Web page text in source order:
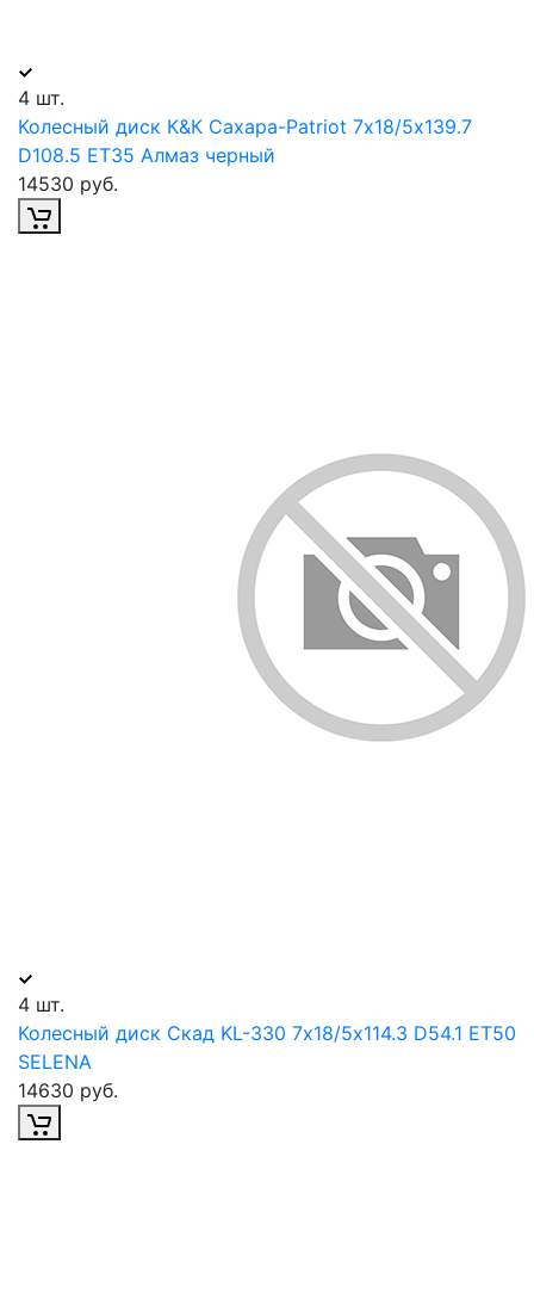
4 шт.
Колесный диск К&К Сахара-Patriot 7х18/5х139.7
D108.5 ET35 Алмаз черный
14530 руб.
4 шт.
Колесный диск Скад KL-330 7х18/5х114.3 D54.1 ET50
SELENA
14630 руб.